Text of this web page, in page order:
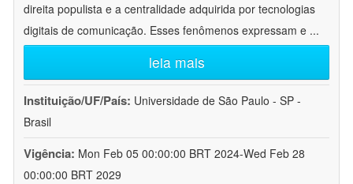
direita populista e a centralidade adquirida por tecnologias
digitais de comunicação. Esses fenômenos expressam e ...
leia mais
Instituição/UF/País: Universidade de São Paulo - SP -
Brasil
Vigência: Mon Feb 05 00:00:00 BRT 2024-Wed Feb 28
00:00:00 BRT 2029